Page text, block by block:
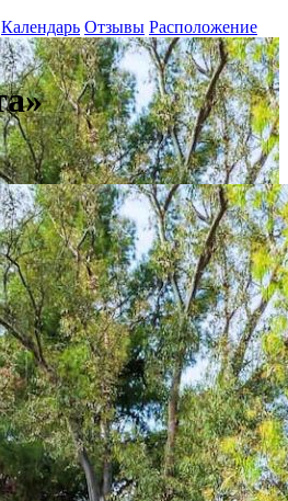
Календарь Отзывы Расположение